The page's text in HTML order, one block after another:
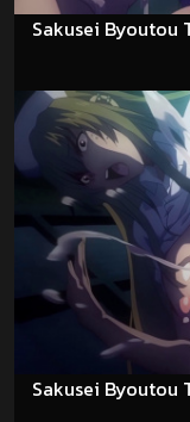
Sakusei Byoutou
Sakusei Byoutou